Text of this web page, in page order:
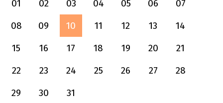
01
02 03 04 05 06
07
08
09 10 11 12 13
14
15
16 17 18 19 20
21
22
23 24 25 26 27
28
29
30 31